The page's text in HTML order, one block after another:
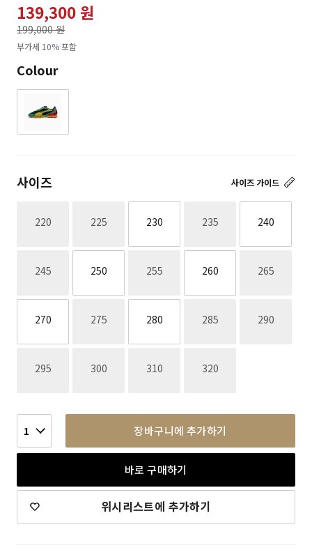
139,300 원
199,000 원
로
부가세 10% 포함
Colour
사이즈 가이드
사이즈
220재고없음 225재고없음 230 235재고없음 240
245재고없음 250 255재고없음 260 265재고없음
270 275재고없음 280 285재고없음 290재고없음
295재고없음 300재고없음 310재고없음 320재고없음
1 장바구니에 추가하기
바로 구매하기
위시리스트에 추가하기